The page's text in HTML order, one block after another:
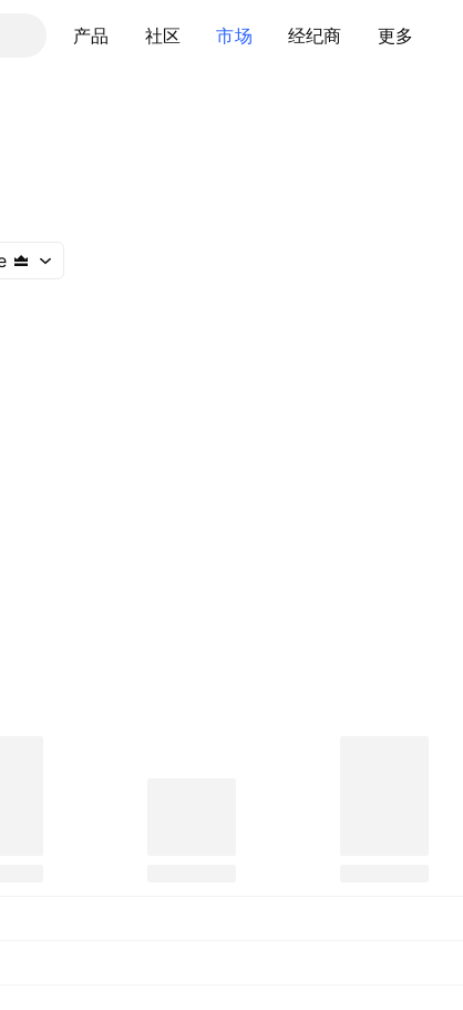
产品 社区 市场 经纪商 更多